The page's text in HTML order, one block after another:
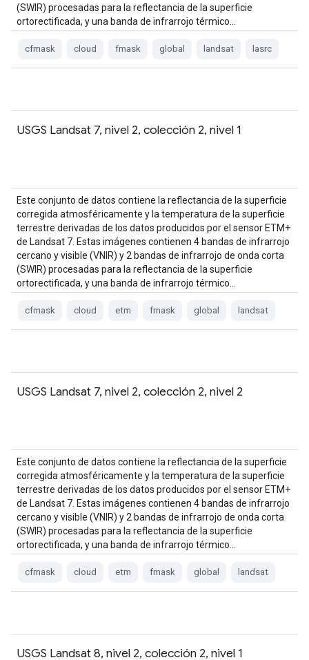
(SWIR) procesadas para la reflectancia de la superficie
ortorectificada, y una banda de infrarrojo térmico…
cfmask cloud fmask global landsat lasrc
USGS Landsat 7, nivel 2, colección 2, nivel 1
Este conjunto de datos contiene la reflectancia de la superficie
corregida atmosféricamente y la temperatura de la superficie
terrestre derivadas de los datos producidos por el sensor ETM+
de Landsat 7. Estas imágenes contienen 4 bandas de infrarrojo
cercano y visible (VNIR) y 2 bandas de infrarrojo de onda corta
(SWIR) procesadas para la reflectancia de la superficie
ortorectificada, y una banda de infrarrojo térmico…
cfmask cloud etm fmask global landsat
USGS Landsat 7, nivel 2, colección 2, nivel 2
Este conjunto de datos contiene la reflectancia de la superficie
corregida atmosféricamente y la temperatura de la superficie
terrestre derivadas de los datos producidos por el sensor ETM+
de Landsat 7. Estas imágenes contienen 4 bandas de infrarrojo
cercano y visible (VNIR) y 2 bandas de infrarrojo de onda corta
(SWIR) procesadas para la reflectancia de la superficie
ortorectificada, y una banda de infrarrojo térmico…
cfmask cloud etm fmask global landsat
USGS Landsat 8, nivel 2, colección 2, nivel 1